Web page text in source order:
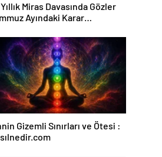
Miras Davasında Gözler
Ayındaki Karar
Gizemli Sınırları ve Ötesi :